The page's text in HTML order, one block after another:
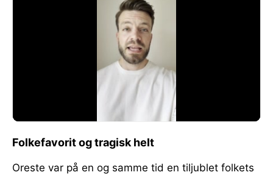
Folkefavorit og tragisk helt
Oreste var på en og samme tid en tiljublet folkets